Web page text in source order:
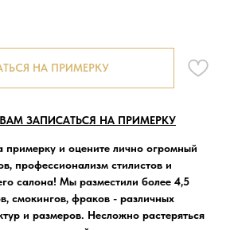
НА ПРИМЕРКУ
ЗАПИСАТЬСЯ НА ПРИМЕРКУ
примерку и оцените лично огромный
профессионализм стилистов и
салона! Мы разместили более 4,5
смокингов, фраков - различных
и размеров. Несложно растеряться